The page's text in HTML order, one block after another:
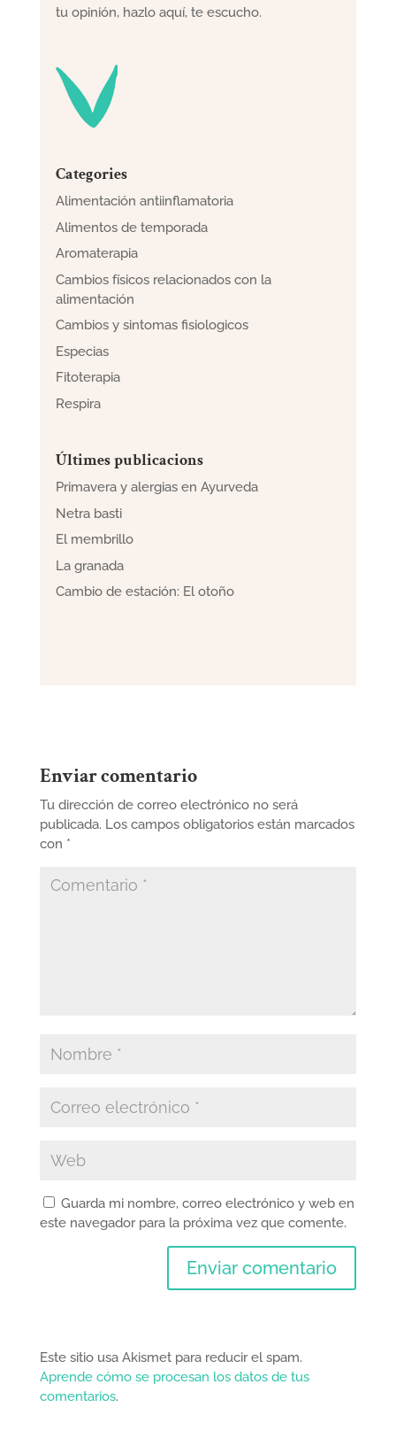
tu opinión, hazlo aquí, te escucho.
Categories
Alimentación antiinflamatoria
Alimentos de temporada
Aromaterapia
Cambios físicos relacionados con la
alimentación
Cambios y sintomas fisiologicos
Especias
Fitoterapia
Respira
Últimes publicacions
Primavera y alergias en Ayurveda
Netra basti
El membrillo
La granada
Cambio de estación: El otoño
Enviar comentario
Tu dirección de correo electrónico no será
publicada. Los campos obligatorios están marcados
con *
Guarda mi nombre, correo electrónico y web en
este navegador para la próxima vez que comente.
Este sitio usa Akismet para reducir el spam.
Aprende cómo se procesan los datos de tus
comentarios.